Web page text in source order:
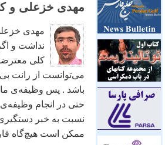
مهدی خزعلی و
مهدی
نداشت و
کلی
می‌توانست از رانت
باشد . پس وظيفه‌ی
حتی در انجام
نسبت به خبر
ممکن است هيچ‌گاه